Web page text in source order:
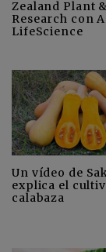
Zealand Plant
Research con
LifeScience
Un vídeo de
explica el
calabaza